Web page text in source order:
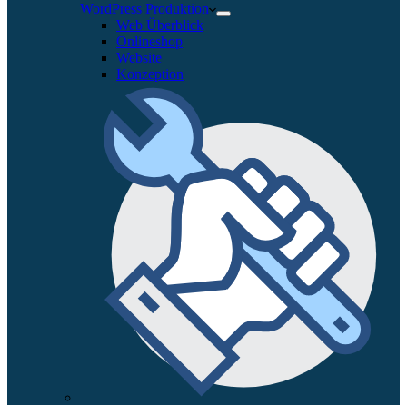
WordPress Produktion
Web Überblick
Onlineshop
Website
Konzeption